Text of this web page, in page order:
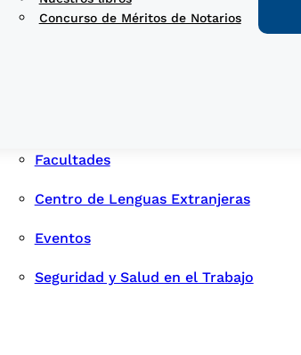
Concurso de Méritos de Notarios
Facultades
Centro de Lenguas Extranjeras
Eventos
Seguridad y Salud en el Trabajo